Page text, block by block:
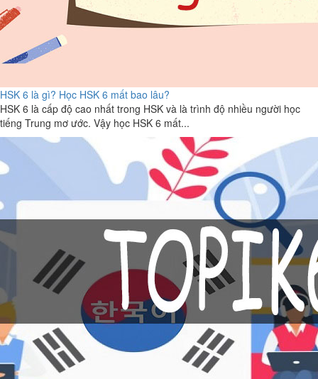
HSK 6 là gì? Học HSK 6 mất bao lâu?
HSK 6 là cấp độ cao nhất trong HSK và là trình độ nhiều người học
tiếng Trung mơ ước. Vậy học HSK 6 mất...